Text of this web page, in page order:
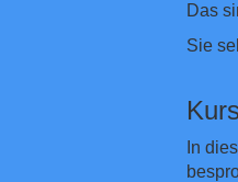
Das
Sie
In